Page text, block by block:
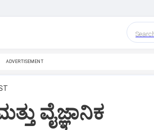
ADVERTISEMENT
ವೈಜ್ಞಾನಿಕ